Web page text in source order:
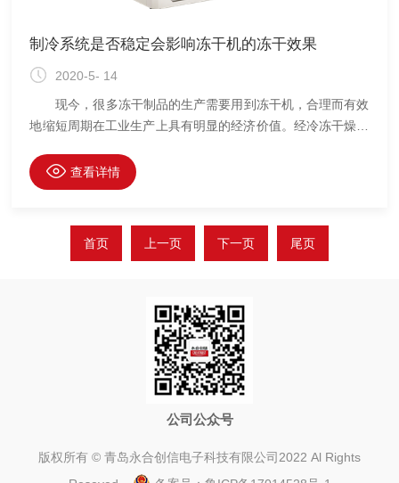
制冷系统是否稳定会影响冻干机的冻干效果
2020-5- 14
现今，很多冻干制品的生产需要用到冻干机，合理而有效
地缩短周期在工业生产上具有明显的经济价值。经冷冻干燥处
原有的生化特性。 冻干机凭借其它干燥方法无法比拟的优
点，越来越受到人们的青睐，除了在医药、生物制品、食品、
速，冷阱温度低。冷阱开口大，无内盘管，带样品预冻功能，
查看详情
首页 上一页 下一页 尾页
公司公众号
版权所有 © 青岛永合创信电子科技有限公司2022 Al Rights